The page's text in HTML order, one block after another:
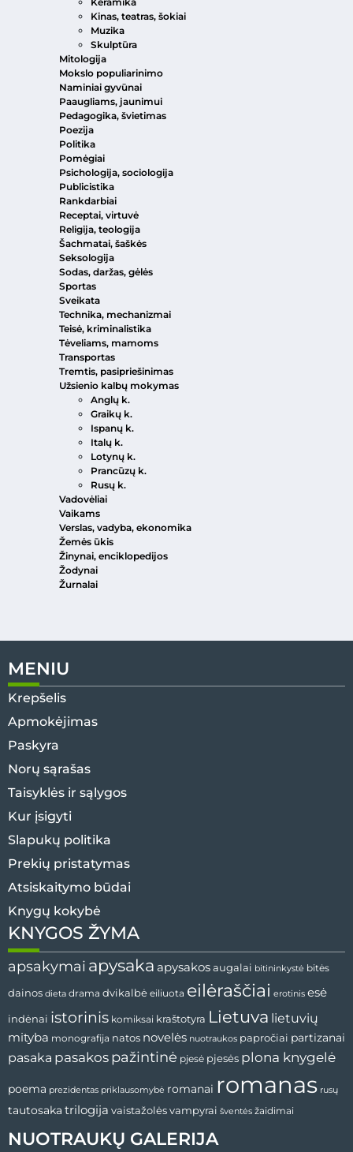
Kinas, teatras, šokiai
Muzika
Skulptūra
Mitologija
Mokslo populiarinimo
Naminiai gyvūnai
Paaugliams, jaunimui
Pedagogika, švietimas
Poezija
Politika
Pomėgiai
Psichologija, sociologija
Publicistika
Rankdarbiai
Receptai, virtuvė
Religija, teologija
Šachmatai, šaškės
Seksologija
Sodas, daržas, gėlės
Sportas
Sveikata
Technika, mechanizmai
Teisė, kriminalistika
Tėveliams, mamoms
Transportas
Tremtis, pasipriešinimas
Užsienio kalbų mokymas
Anglų k.
Graikų k.
Ispanų k.
Italų k.
Lotynų k.
Prancūzų k.
Rusų k.
Vadovėliai
Vaikams
Verslas, vadyba, ekonomika
Žemės ūkis
Žinynai, enciklopedijos
Žodynai
Žurnalai
MENIU
Krepšelis
Apmokėjimas
Paskyra
Norų sąrašas
Taisyklės ir sąlygos
Kur įsigyti
Slapukų politika
Prekių pristatymas
Atsiskaitymo būdai
Knygų kokybė
NUOTRAUKŲ GALERIJA
KNYGOS ŽYMA
apsakymai apysaka apysakos augalai bitininkystė bitės
dainos dieta drama dvikalbė eiliuota eilėraščiai erotinis esė
indėnai istorinis komiksai kraštotyra Lietuva lietuvių
mityba monografija natos novelės nuotraukos papročiai partizanai
pasaka pasakos pažintinė pjesė pjesės plona knygelė
poema prezidentas priklausomybė romanai romanas rusų
tautosaka trilogija vaistažolėsvampyrai šventės žaidimai